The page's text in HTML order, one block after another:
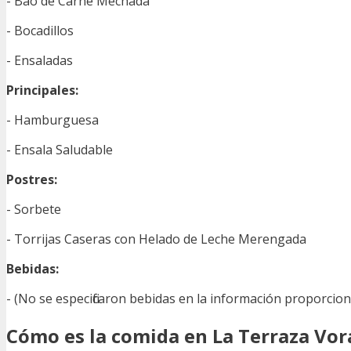
- Bocadillos
- Ensaladas
Principales:
- Hamburguesa
- Ensala Saludable
Postres:
- Sorbete
- Torrijas Caseras con Helado de Leche Merengada
Bebidas:
- (No se especificaron bebidas en la información
Cómo es la comida en La Terraza